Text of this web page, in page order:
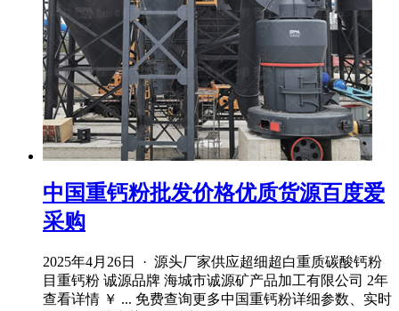
中国重钙粉批发价格优质货源百度爱
采购
2025年4月26日 · 源头厂家供应超细超白重质碳酸钙粉
目重钙粉 诚源品牌 海城市诚源矿产品加工有限公司 2年
查看详情 ￥ ... 免费查询更多中国重钙粉详细参数、实时